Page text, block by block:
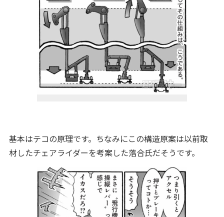
基本はテコの原理です。ちなみにこの構造原案は以前取
材したチェアライダーを考案した落合氏だそうです。